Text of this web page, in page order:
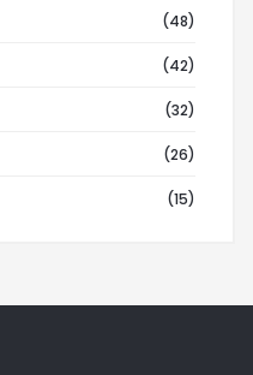
(48)
(42)
(32)
(26)
(15)